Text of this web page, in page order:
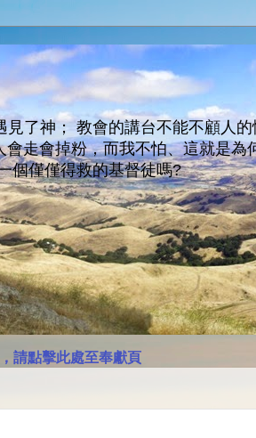
了神； 教會的講台不能不顧人
走會掉粉，而我不怕、這就是
個僅僅得救的基督徒嗎?
請點擊此處至奉獻頁